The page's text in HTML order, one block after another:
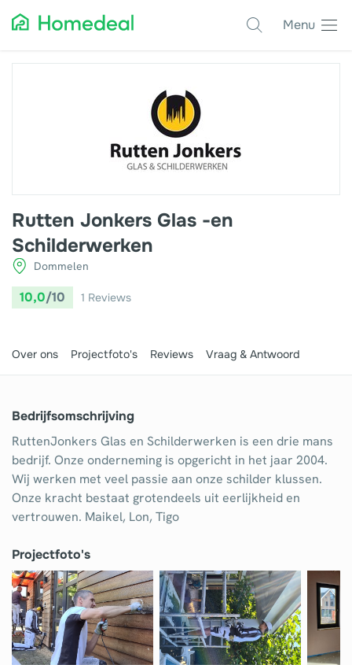
Menu
Glas
Isolatie
Kozijnen
Laadpalen
Tuinaanleg
Warmtepomp
Wellness
Zonnepanelen
Overige projecten
Ben je een vakspecialist?
Log in
Rutten Jonkers Glas -en
Schilderwerken
Dommelen
10,0/10 1 Reviews
Over ons Projectfoto's Reviews Vraag & Antwoord
Bedrijfsomschrijving
RuttenJonkers Glas en Schilderwerken is een drie mans
bedrijf. Onze onderneming is opgericht in het jaar 2004.
Wij werken met veel passie aan onze schilder klussen.
Onze kracht bestaat grotendeels uit eerlijkheid en
vertrouwen. Maikel, Lon, Tigo
Projectfoto's